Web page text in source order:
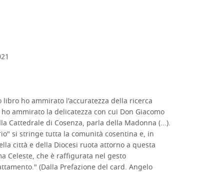
ho ammirato l'accuratezza della ricerca
ammirato la delicatezza con cui Don Giacomo
Cattedrale di Cosenza, parla della Madonna (...).
si stringe tutta la comunità cosentina e, in
città e della Diocesi ruota attorno a questa
Celeste, che è raffigurata nel gesto
(Dalla Prefazione del card. Angelo